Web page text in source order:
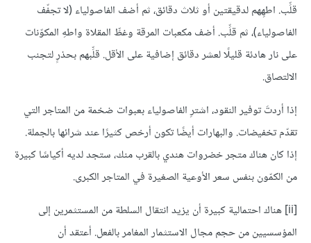
قلِّب. اطهِهم لدقيقتين أو ثلاث دقائق، ثم أضف الفاصولياء (لا تجفّف
الفاصولياء)، ثم قلِّب. أضف مكعبات المرقة وغطِّ المقلاة واطهِ المكوّنات
على نار هادئة قليلًا لعشر دقائق إضافية على الأقل. قلِّبهم بحذرٍ لتجنب
الالتصاق.
إذا أردتَ توفير النقود، اشترِ الفاصولياء بعبوات ضخمة من المتاجر التي
تقدّم تخفيضات. والبهارات أيضًا تكون أرخص كثيرًا عند شرائها بالجملة.
إذا كان هناك متجر خضروات هندي بالقرب منك، ستجد لديه أكياسًا كبيرة
من الكمّون بنفس سعر الأوعية الصغيرة في المتاجر الكبرى.
[ii]
هناك احتمالية كبيرة أن يزيد انتقال السلطة من المستثمرين إلى
المؤسسيين من حجم مجال الاستثمار المغامر بالفعل. أعتقد أن